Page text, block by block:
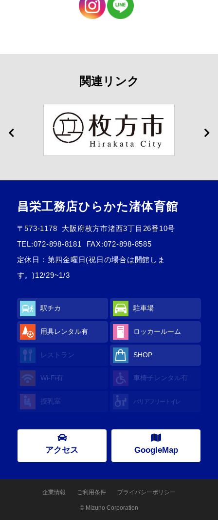
関連リンク
昌栄工務店ひらかた渚体育館
〒573-1178
大阪府枚方市渚西3丁目26番10号
TEL:072-898-8181
FAX:072-898-8585
定休日：第四金曜日(祝日の場合は開館しま
す。)12/29~1/3
駅チカ 駐車場
用具レンタル有 ロッカールーム
レストラン SHOP
Wi-Fi有 車椅子レンタル有
授乳室 バリアフリートイレ
アクセス GoogleMap
企業情報 ご利用条件 プライバシーポリシー
© Mizuno Corporation